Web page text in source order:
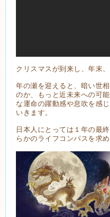
クリスマスが到来し、年末
年の瀬を迎えると、暗い世
のか、もっと近未来への可
な運命の躍動感や息吹を感
いきます。
日本人にとっては１年の最
らかのライフコンパスを求め